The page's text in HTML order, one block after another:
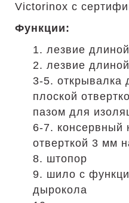
Victorinox с
Функции:
1. лезвие
2. лезвие
3-5. открывалка
плоской
пазом для
6-7. консервный
отверткой 3 мм
8. штопор
9. шило с
дырокола